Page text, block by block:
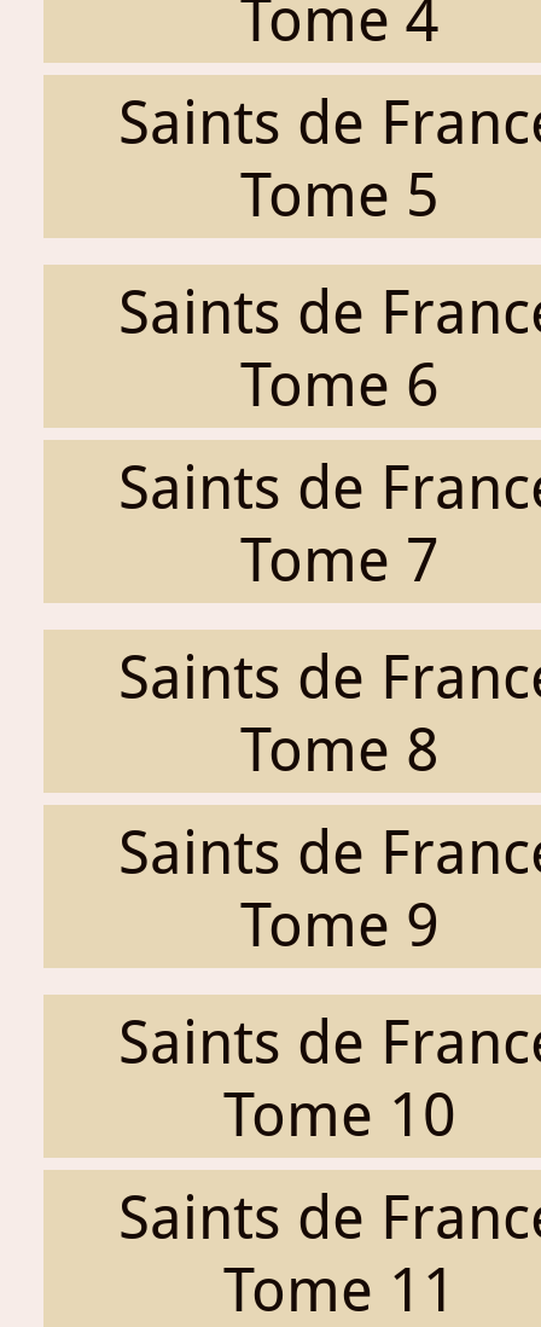
Tome 4
Saints de
Tome 5
Saints de
Tome 6
Saints de
Tome 7
Saints de
Tome 8
Saints de
Tome 9
Saints de
Tome 10
Saints de
Tome 11